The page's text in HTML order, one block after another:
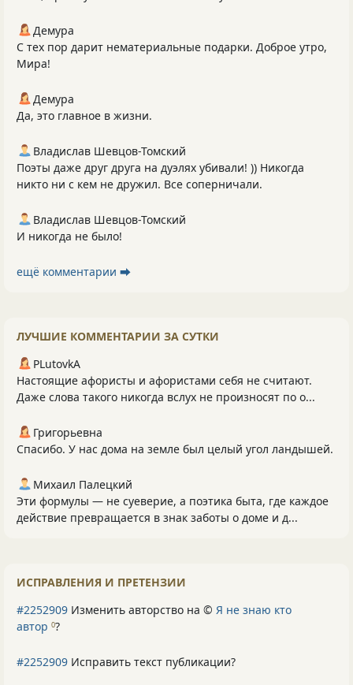
Демура
С тех пор дарит нематериальные подарки. Доброе утро,
Мира!
Демура
Да, это главное в жизни.
Владислав Шевцов-Томский
Поэты даже друг друга на дуэлях убивали! )) Никогда
никто ни с кем не дружил. Все соперничали.
Владислав Шевцов-Томский
И никогда не было!
ещё комментарии ⮕
ЛУЧШИЕ КОММЕНТАРИИ ЗА СУТКИ
PLutоvkА
Настоящие афористы и афористами себя не считают.
Даже слова такого никогда вслух не произносят по о...
Григорьевна
Спасибо. У нас дома на земле был целый угол ландышей.
Михаил Палецкий
Эти формулы — не суеверие, а поэтика быта, где каждое
действие превращается в знак заботы о доме и д...
ИСПРАВЛЕНИЯ И ПРЕТЕНЗИИ
#2252909 Изменить авторство на © Я не знаю кто
автор 0?
#2252909 Исправить текст публикации?